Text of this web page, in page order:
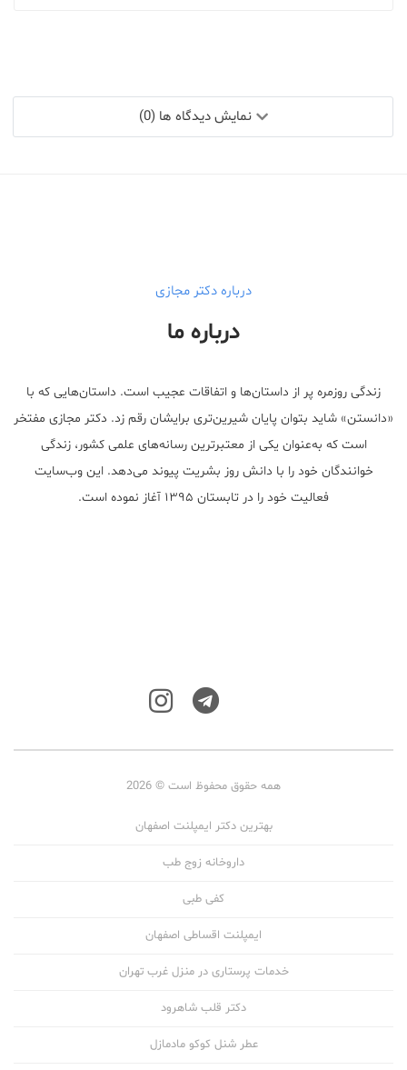
نمایش دیدگاه ها (0)
درباره دکتر مجازی
درباره ما
زندگی روزمره پر از داستان‌ها و اتفاقات عجیب است. داستان‌هایی که با
«دانستن» شاید بتوان پایان شیرین‌تری برایشان رقم زد. دکتر مجازی مفتخر
است که به‌عنوان یکی از معتبر‌ترین رسانه‌های علمی کشور، زندگی
خوانندگان خود را با دانش روز بشریت پیوند می‌دهد. این وب‌سایت
فعالیت خود را در تابستان ۱۳۹۵ آغاز نموده است.
همه حقوق محفوظ است © 2026
بهترین دکتر ایمپلنت اصفهان
داروخانه زوج طب
کفی طبی
ایمپلنت اقساطی اصفهان
خدمات پرستاری در منزل غرب تهران
دکتر قلب شاهرود
عطر شنل کوکو مادمازل